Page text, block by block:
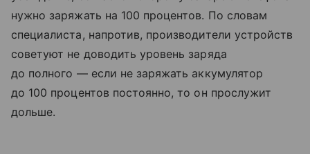
нужно заряжать на 100 процентов. По словам
специалиста, напротив, производители устройств
советуют не доводить уровень заряда
до полного — если не заряжать аккумулятор
до 100 процентов постоянно, то он прослужит
дольше.